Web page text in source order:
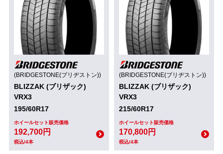
(BRIDGESTONE(ブリヂストン))
BLIZZAK (ブリザック)
VRX3
195/60R17
ホイールセット販売価格
192,700円
税込/4本
(BRIDGESTONE(ブリヂストン))
BLIZZAK (ブリザック)
VRX3
215/60R17
ホイールセット販売価格
170,800円
税込/4本